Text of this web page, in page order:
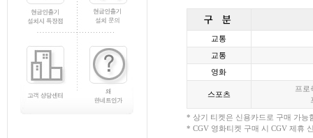
교통
교통
영화
스포츠
프로
* 상기 티켓은 신용카드로 구매 가능
* CGV 영화티켓 구매 시 CGV 제휴